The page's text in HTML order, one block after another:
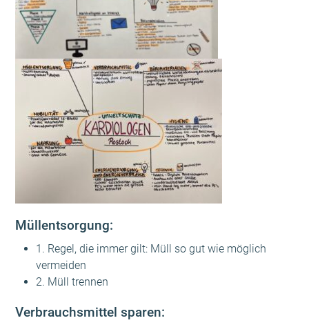
Müllentsorgung:
1. Regel, die immer gilt: Müll so gut wie möglich
vermeiden
2. Müll trennen
Verbrauchsmittel sparen: